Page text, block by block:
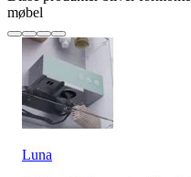
møbel
Luna